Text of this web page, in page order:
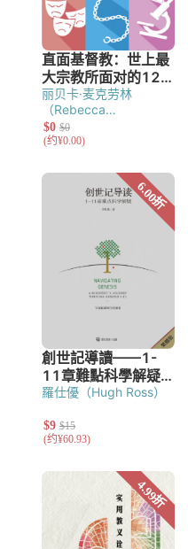
丽贝卡·麦克劳林
（Rebecca
McLaughlin）
羅仕優（Hugh Ross）